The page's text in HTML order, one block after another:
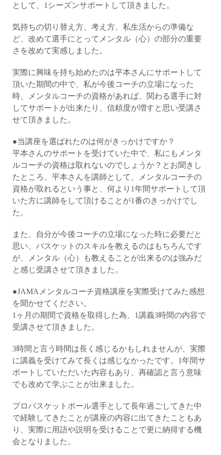
として、1シーズンサポートして頂きました。
気持ちの切り替え方、考え方、私生活からの準備な
ど、改めて選手にとってメンタル（心）の部分の重要
さを改めて実感しました。
実際に興味を持ち始めたのは平本さんにサポートして
頂いた期間の中で、私が今後コーチの立場になった
時、メンタルコーチの資格があれば、関わる選手に対
してサポートが出来たり、信頼度が増すと思い受講さ
せて頂きました。
●当講座を選ばれたのは何がきっかけですか？
平本さんのサポートを受けていた中で、私にもメンタ
ルコーチの資格は取れないのでしょうか？とお聞きし
たところ、平本さんを講師として、メンタルコーチの
資格が取れるという事と、何より1年間サポートして頂
いた方に講師をして頂けることが1番のきっかけでし
た。
また、自分が今後コーチの立場になった時に必要だと
思い、バスケットのスキルを教えるのはもちろんです
が、メンタル（心）も教えることが出来るのは強みだ
と感じ受講させて頂きました。
●JAMAメンタルコーチ資格講座を実際受けてみた感想
を聞かせてください。
1ヶ月の期間で資格を取得した為、1講義3時間の内容で
受講させて頂きました。
3時間と言う時間は長く感じるかもしれませんが、実際
に講義を受けてみて長くは感じなかったです。1年間サ
ポートしていただいた内容もあり、再確認と言う意味
でも改めて学ぶことが出来ました。
プロバスケットボール選手として長年過ごしてきた中
で経験してきたことが講座の内容に出てきたこともあ
り、実際に用語や説明を受けることで更に納得する機
会となりました。